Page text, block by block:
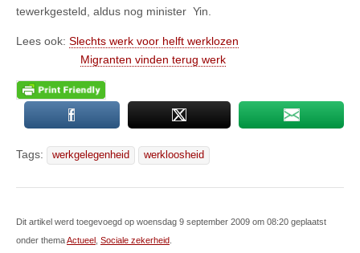
tewerkgesteld, aldus nog minister Yin.
Lees ook: Slechts werk voor helft werklozen
Migranten vinden terug werk
Tags: werkgelegenheid werkloosheid
Dit artikel werd toegevoegd op woensdag 9 september 2009 om 08:20 geplaatst
onder themaActueel Sociale zekerheid